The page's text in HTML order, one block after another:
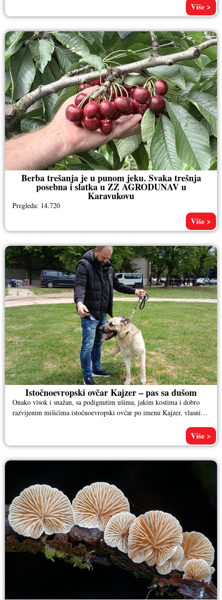
Više >
Berba trešanja je u punom jeku. Svaka trešnja
posebna i slatka u ZZ AGRODUNAV u
Karavukovu
Pregleda: 14.720
Više >
Istočnoevropski ovčar Kajzer – pas sa dušom
Onako visok i snažan, sa podignutim ušima, jakim kostima i dobro
razvijenim mišićima istočnoevropski ovčar po imenu Kajzer, vlasnika
Više >